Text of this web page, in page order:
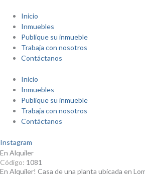
contenido
Inicio
Inmuebles
Publique su inmueble
Trabaja con nosotros
Contáctanos
Inicio
Inmuebles
Publique su inmueble
Trabaja con nosotros
Contáctanos
Instagram
En Alquiler
Código: 1081
En Alquiler! Casa de una planta ubicada en